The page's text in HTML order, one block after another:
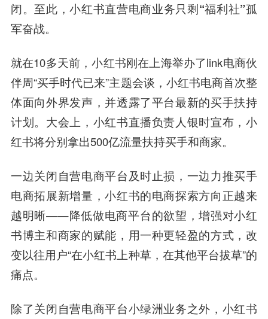
闭。至此，小红书直营电商业务只剩“福利社”孤
军奋战。
就在10多天前，小红书刚在上海举办了link电商伙
伴周“买手时代已来”主题会谈，小红书电商首次整
体面向外界发声，并透露了平台最新的买手扶持
计划。大会上，小红书直播负责人银时宣布，小
红书将分别拿出500亿流量扶持买手和商家。
一边关闭自营电商平台及时止损，一边力推买手
电商拓展新增量，小红书的电商探索方向正越来
越明晰——降低做电商平台的欲望，增强对小红
书博主和商家的赋能，用一种更轻盈的方式，改
变以往用户“在小红书上种草，在其他平台拔草”的
痛点。
除了关闭自营电商平台小绿洲业务之外，小红书